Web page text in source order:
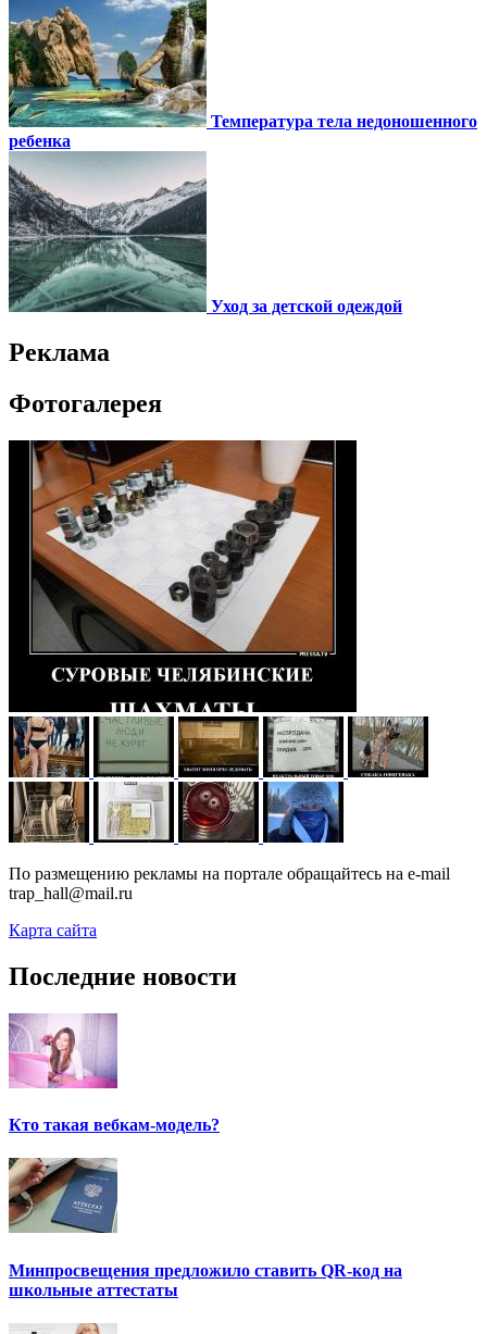
Температура тела недоношенного
ребенка
Уход за детской одеждой
Реклама
Фотогалерея
По размещению рекламы на портале обращайтесь на e-mail
trap_hall@mail.ru
Карта сайта
Последние новости
Кто такая вебкам-модель?
Минпросвещения предложило ставить QR-код на
школьные аттестаты